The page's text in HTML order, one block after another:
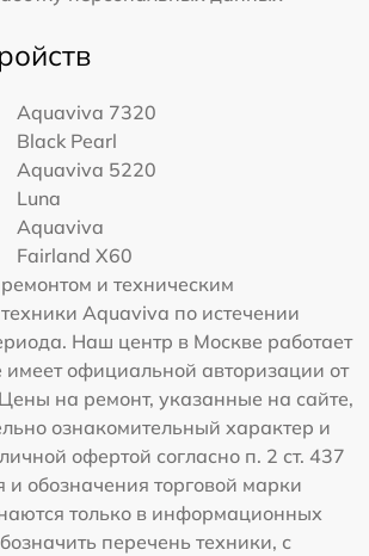
Aquaviva 7320
Black Pearl
Aquaviva 5220
Luna
Aquaviva
Fairland X60
и техническим
Aquaviva по истечении
Наш центр в Москве работает
имеет официальной авторизации от
на ремонт, указанные на сайте,
ознакомительный характер и
офертой согласно п. 2 ст. 437
обозначения торговой марки
только в информационных
перечень техники, с